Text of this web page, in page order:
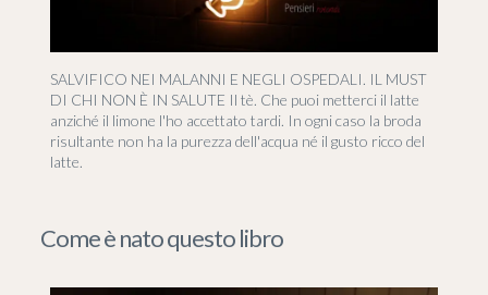
SALVIFICO NEI MALANNI E NEGLI OSPEDALI. IL MUST
DI CHI NON È IN SALUTE Il tè. Che puoi metterci il latte
anziché il limone l'ho accettato tardi. In ogni caso la broda
risultante non ha la purezza dell'acqua né il gusto ricco del
latte.
Come è nato questo libro